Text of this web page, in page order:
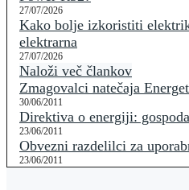
27/07/2026
Kako bolje izkoristiti
elektrarna
27/07/2026
Naloži več člankov
Zmagovalci natečaja
30/06/2011
Direktiva o energiji:
23/06/2011
Obvezni razdelilci za
23/06/2011